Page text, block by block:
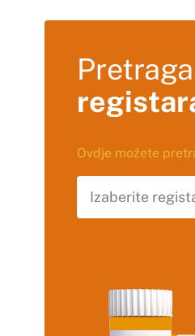
Pretraga
Ovdje možete